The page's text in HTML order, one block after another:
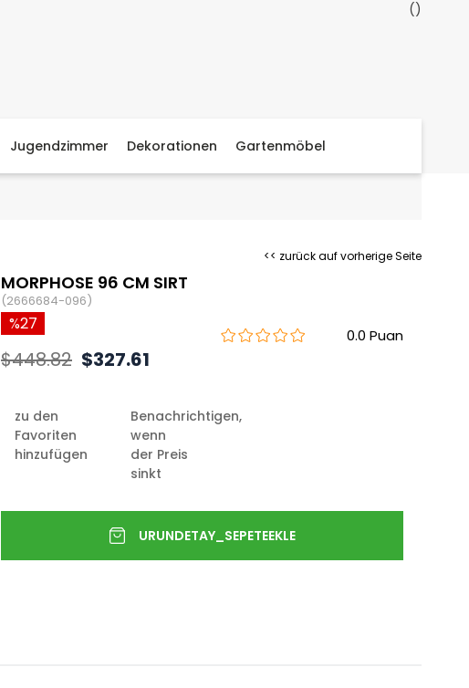
Jugendzimmer Dekorationen Gartenmöbel
<< zurück auf vorherige Seite
MORPHOSE 96 CM SIRT
(2666684-096)
0.0
27
$448.82 $327.61
zu den
Favoriten
hinzufügen
Benachrichtigen,
wenn
der Preis
sinkt